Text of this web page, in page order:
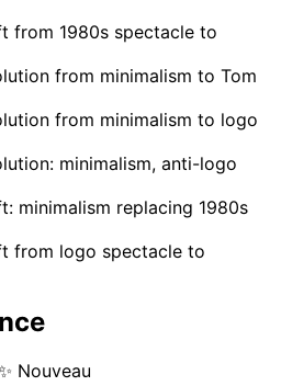
from 1980s spectacle to
from minimalism to Tom
from minimalism to logo
minimalism, anti-logo
minimalism replacing 1980s
from logo spectacle to
Nouveau